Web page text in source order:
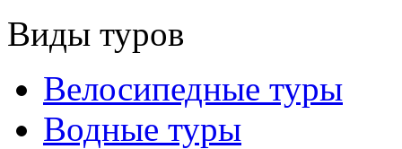
Виды туров
Велосипедные туры
Водные туры